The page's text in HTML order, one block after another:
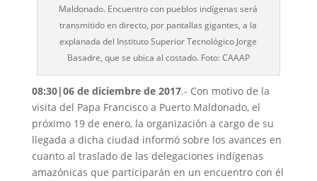
Maldonado. Encuentro con pueblos indígenas será
transmitido en directo, por pantallas gigantes, a la
explanada del Instituto Superior Tecnológico Jorge
Basadre, que se ubica al costado. Foto: CAAAP
08:30|06 de diciembre de 2017.- Con motivo de la
visita del Papa Francisco a Puerto Maldonado, el
próximo 19 de enero, la organización a cargo de su
llegada a dicha ciudad informó sobre los avances en
cuanto al traslado de las delegaciones indígenas
amazónicas que participarán en un encuentro con él